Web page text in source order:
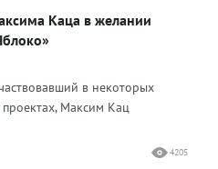
Каца в желании
в некоторых
Максим Кац
4205